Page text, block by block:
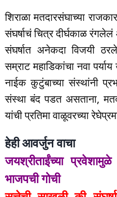
शिराळा मतदारसंघाच्या
संघर्षाचं चित्र दीर्घकाळ
संघर्षात अनेकदा विजयी
सम्राट महाडिकांचा नवा
नाईक कुटुंबाच्या संस्थांनी
संस्था बंद पडत असताना,
यांची प्रतिमा वाळूवरच्या
हेही आवर्जुन वाचा
जयश्रीताईंच्या
भाजपची गोची